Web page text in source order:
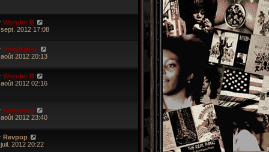
Wonder B
sept. 2012 17:08
FoxyBronx
2012 20:13
Wonder B
août 2012 02:16
funkiness
2012 23:40
Revpop
2012 20:22